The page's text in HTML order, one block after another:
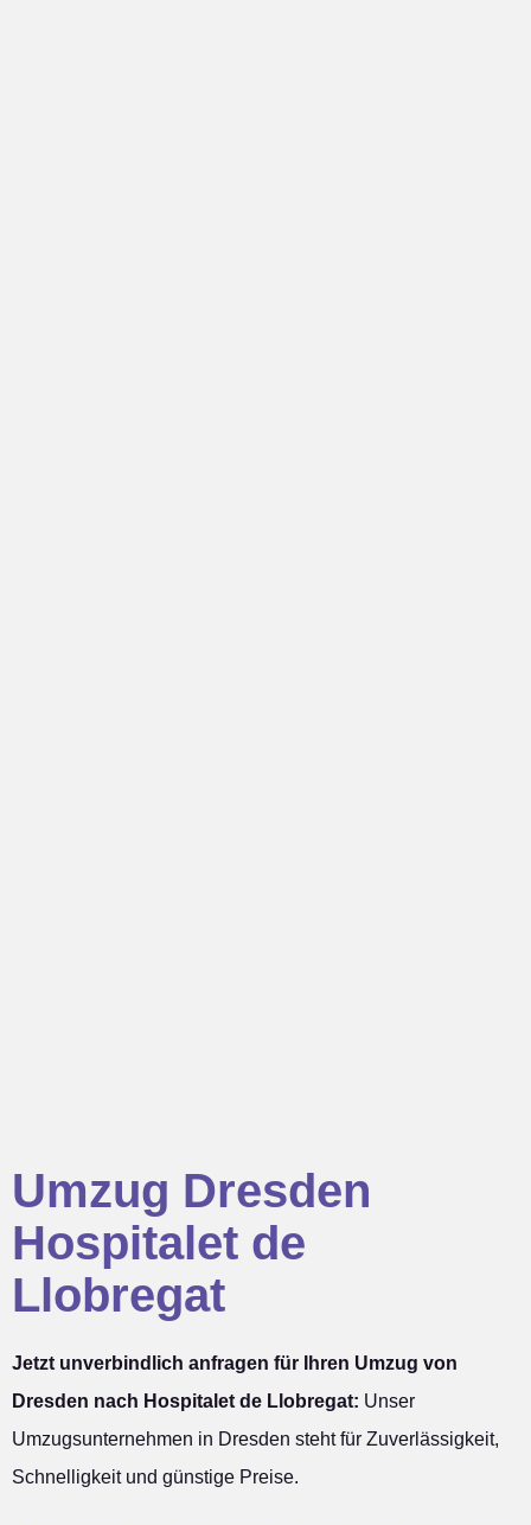
Umzug Dresden
Hospitalet de
Llobregat
Jetzt unverbindlich anfragen für Ihren Umzug von
Dresden nach Hospitalet de Llobregat: Unser
Umzugsunternehmen in Dresden steht für Zuverlässigkeit,
Schnelligkeit und günstige Preise.